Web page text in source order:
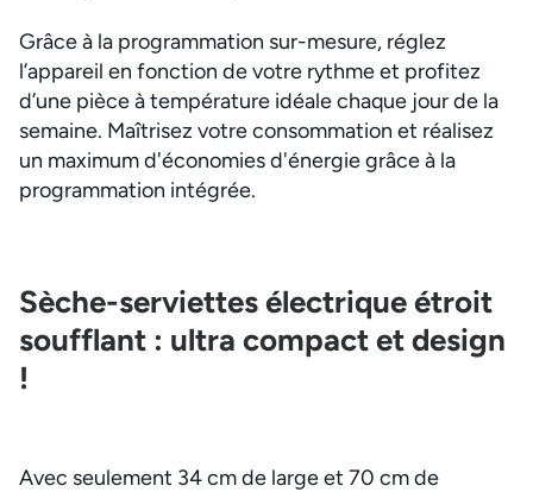
Grâce à la programmation sur-mesure, réglez
l’appareil en fonction de votre rythme et profitez
d’une pièce à température idéale chaque jour de la
semaine. Maîtrisez votre consommation et réalisez
un maximum d'économies d'énergie grâce à la
programmation intégrée.
Sèche-serviettes électrique étroit
soufflant : ultra compact et design
!
Avec seulement 34 cm de large et 70 cm de